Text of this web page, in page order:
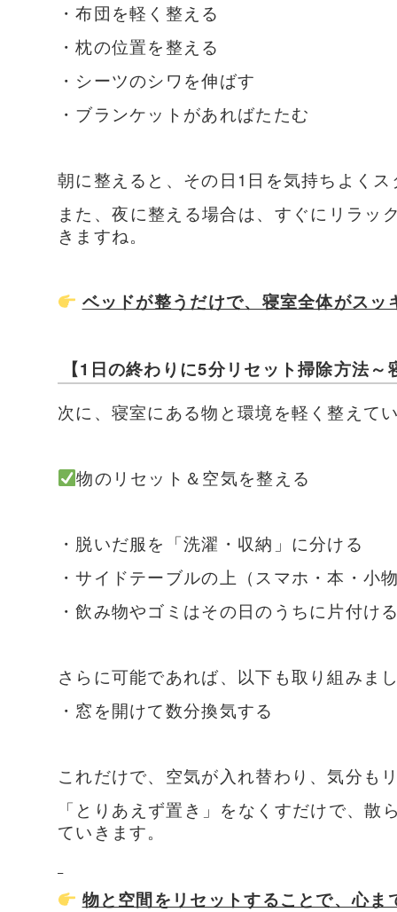
・布団を軽く整える
・枕の位置を整える
・シーツのシワを伸ばす
・ブランケットがあればたたむ
朝に整えると、その日1日を気持ちよく
また、夜に整える場合は、すぐにリラッ
きますね。
ベッドが整うだけで、寝室全体がス
【1日の終わりに5分リセット掃除方法
次に、寝室にある物と環境を軽く整えて
物のリセット＆空気を整える
・脱いだ服を「洗濯・収納」に分ける
・サイドテーブルの上（スマホ・本・小
・飲み物やゴミはその日のうちに片付け
さらに可能であれば、以下も取り組みま
・窓を開けて数分換気する
これだけで、空気が入れ替わり、気分も
「とりあえず置き」をなくすだけで、散
ていきます。
物と空間をリセットすることで、心